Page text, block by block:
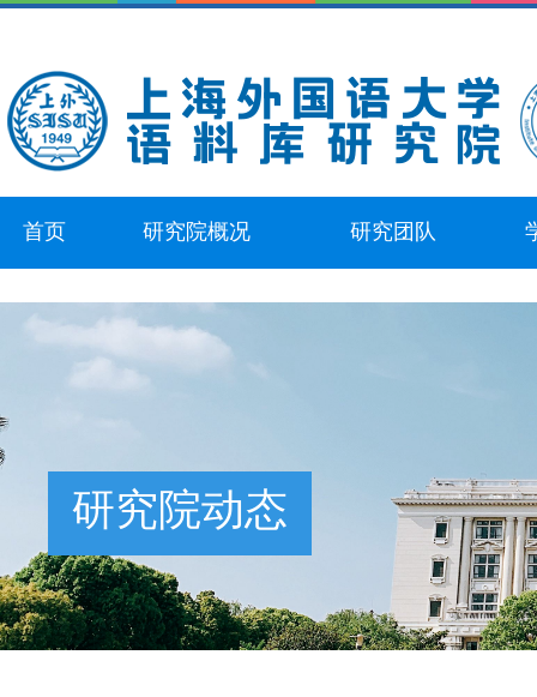
首页 研究院概况 研究团队
研究院动态